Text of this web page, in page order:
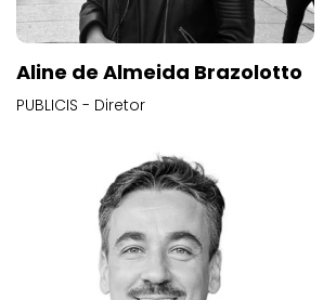
Aline de Almeida Brazolotto
PUBLICIS - Diretor